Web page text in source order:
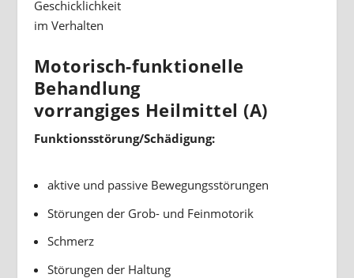
Geschicklichkeit
im Verhalten
Motorisch-funktionelle
Behandlung
vorrangiges Heilmittel (A)
Funktionsstörung/Schädigung:
aktive und passive Bewegungsstörungen
Störungen der Grob- und Feinmotorik
Schmerz
Störungen der Haltung